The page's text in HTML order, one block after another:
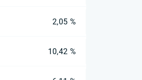
2,05 %
10,42 %